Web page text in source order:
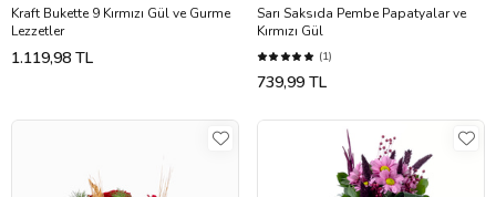
Kraft Bukette 9 Kırmızı Gül ve Gurme
Lezzetler
1.119,98 TL
Sarı Saksıda Pembe Papatyalar ve
Kırmızı Gül
(1)
739,99 TL